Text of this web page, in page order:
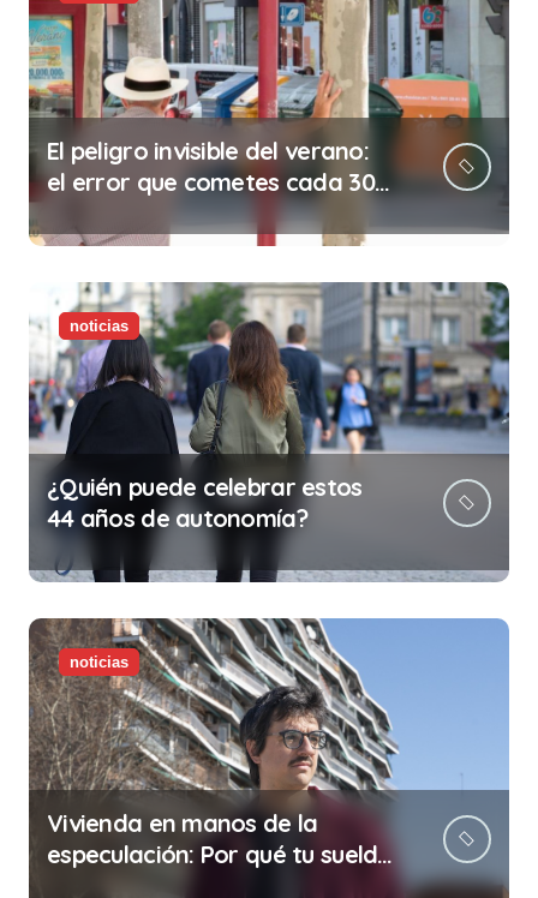
El peligro invisible del verano:
el error que cometes cada 30
minutos en tu trabajo (y la
ilegalidad que te puede costar
la vida)
noticias
¿Quién puede celebrar estos
44 años de autonomía?
noticias
Vivienda en manos de la
especulación: Por qué tu sueldo